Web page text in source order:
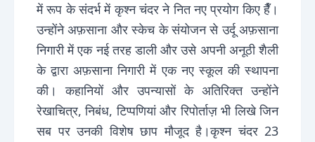
में रूप के संदर्भ में कृश्न चंदर ने नित नए प्रयोग किए हैँ।
उन्होंने अफ़साना और स्केच के संयोजन से उर्दू अफ़साना
निगारी में एक नई तरह डाली और उसे अपनी अनूठी शैली
के द्वारा अफ़साना निगारी में एक नए स्कूल की स्थापना
की। कहानियों और उपन्यासों के अतिरिक्त उन्होंने
रेखाचित्र, निबंध, टिप्पणियां और रिपोर्ताज़ भी लिखे जिन
सब पर उनकी विशेष छाप मौजूद है।कृश्न चंदर 23